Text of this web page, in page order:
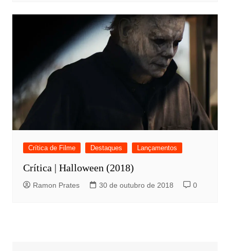
Crítica de Filme Destaques Lançamentos
Crítica | Halloween (2018)
Ramon Prates 30 de outubro de 2018 0